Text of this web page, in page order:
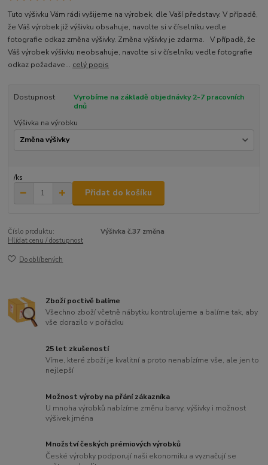
Tuto výšivku Vám rádi vyšijeme na výrobek, dle Vaší představy. V případě,
že Váš výrobek již výšivku obsahuje, navolte si v číselníku vedle
fotografie odkaz změna výšivky. Změna výšivky je zdarma. V případě, že
Váš výrobek výšivku neobsahuje, navolte si v číselníku vedle fotografie
odkaz požadave... celý popis
Dostupnost
Vyrobíme na základě objednávky 2-7 pracovních
dnů
Výšivka na výrobku
/ks
Přidat do košíku
Číslo produktu:
Výšivka č.37 změna
Hlídat cenu / dostupnost
Do oblíbených
Zboží poctivě balíme
Všechno zboží včetně nábytku kontrolujeme a balíme tak, aby
vše dorazilo v pořádku
25 let zkušeností
Víme, které zboží je kvalitní a proto nenabízíme vše, ale jen to
nejlepší
Možnost výroby na přání zákazníka
U mnoha výrobků nabízíme změnu barvy, výšivky i možnost
výšivek jména
Množství českých prémiových výrobků
České výrobky podporují naši ekonomiku a vyznačují se